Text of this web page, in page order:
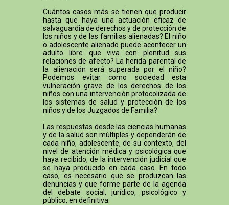
Cuántos casos más se tienen que producir
hasta que haya una actuación eficaz de
salvaguardia de derechos y de protección de
los niños y de las familias alienadas? El niño
o adolescente alienado puede acontecer un
adulto libre que viva con plenitud sus
relaciones de afecto? La herida parental de
la alienación será superada por el niño?
Podemos evitar como sociedad esta
vulneración grave de los derechos de los
niños con una intervención protocolizada de
los sistemas de salud y protección de los
niños y de los Juzgados de Familia?
Las respuestas desde las ciencias humanas
y de la salud son múltiples y dependerán de
cada niño, adolescente, de su contexto, del
nivel de atención médica y psicológica que
haya recibido, de la intervención judicial que
se haya producido en cada caso. En todo
caso, es necesario que se produzcan las
denuncias y que forme parte de la agenda
del debate social, jurídico, psicológico y
público, en definitiva.